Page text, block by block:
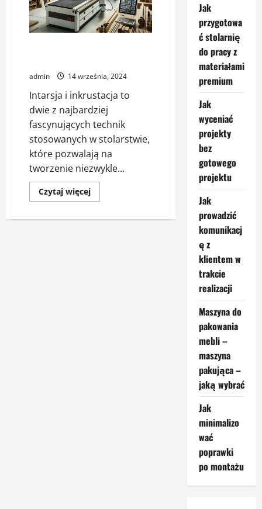
admin 14 września, 2024
Intarsja i inkrustacja to
dwie z najbardziej
fascynujących technik
stosowanych w stolarstwie,
które pozwalają na
tworzenie niezwykle...
Czytaj więcejDowiedz
się
Techniki
Jak
przygotowa
ć stolarnię
do pracy z
materiałami
premium
Jak
wyceniać
projekty
bez
gotowego
projektu
Jak
prowadzić
komunikacj
ę z
klientem w
trakcie
realizacji
Maszyna do
pakowania
mebli –
maszyna
pakująca –
jaką wybrać
Jak
minimalizo
wać
poprawki
po montażu